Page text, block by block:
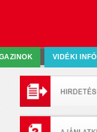
VIDÉKI INFÓ